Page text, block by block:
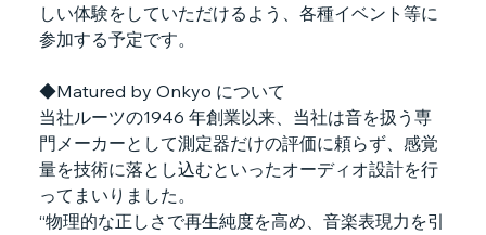
しい体験をしていただけるよう、各種イベント等に
参加する予定です。
◆Matured by Onkyo について
当社ルーツの1946 年創業以来、当社は音を扱う専
門メーカーとして測定器だけの評価に頼らず、感覚
量を技術に落とし込むといったオーディオ設計を行
ってまいりました。
“物理的な正しさで再生純度を高め、音楽表現力を引